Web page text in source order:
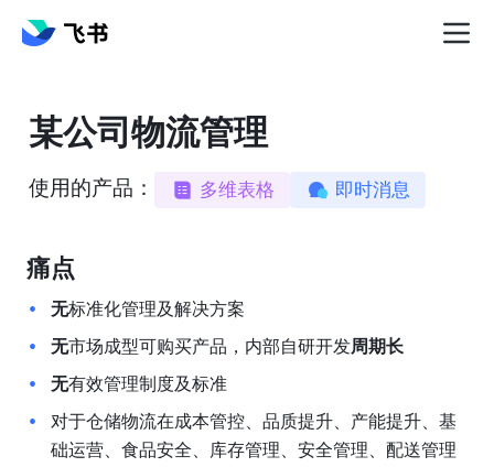
某公司物流管理
使用的产品： 多维表格 即时消息
痛点
无标准化管理及解决方案
无市场成型可购买产品，内部自研开发周期长
无有效管理制度及标准
对于仓储物流在成本管控、品质提升、产能提升、基
础运营、食品安全、库存管理、安全管理、配送管理